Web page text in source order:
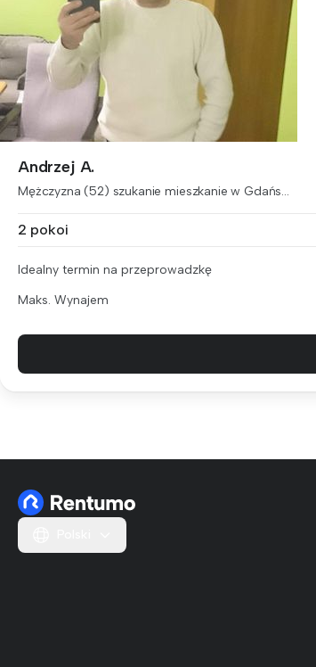
Andrzej A.
Mężczyzna (52) szukanie mieszkanie w Gdańs...
2 pokoi
Idealny termin na przeprowadzkę
Maks. Wynajem